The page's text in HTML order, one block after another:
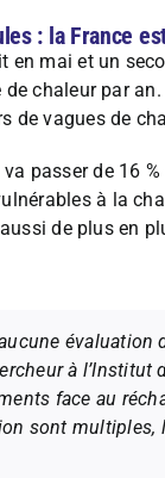
: la France
mai et un
chaleur par
de vagues de
passer de 16
à la
de plus en
à l’Institut
face au
sont